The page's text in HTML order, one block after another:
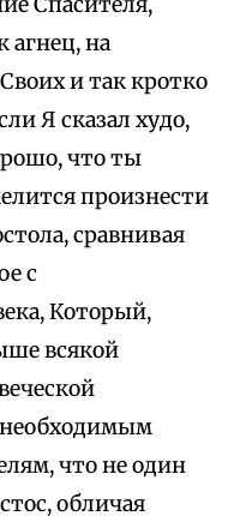
агнец, на
и так кротко
Я сказал худо,
что ты
произнести
сравнивая
с
Который,
всякой
что не один
обличая